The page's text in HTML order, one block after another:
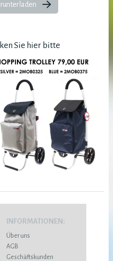
Sie hier bitte
INFORMATIONEN:
Über uns
AGB
Geschäftskunden